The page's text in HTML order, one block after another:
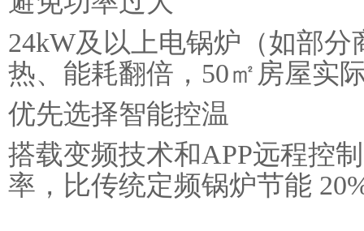
24kW及以上电锅炉（如部
热、能耗翻倍，50㎡房屋实
优先选择智能控温
搭载变频技术和APP远程控
率，比传统定频锅炉节能